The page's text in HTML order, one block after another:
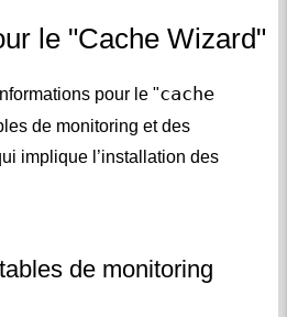
le "Cache Wizard"
pour le "cache
de monitoring et des
implique l’installation des
de monitoring